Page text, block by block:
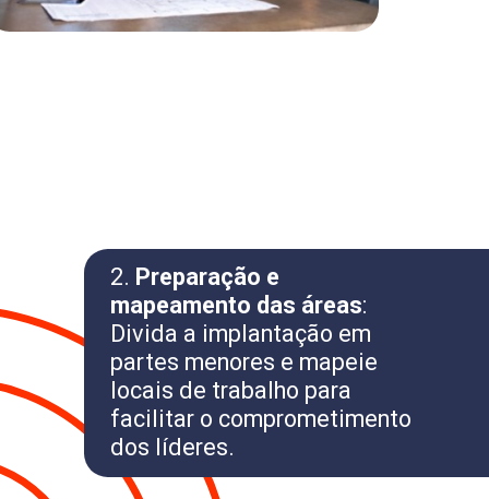
2. Preparação e
mapeamento das áreas:
Divida a implantação em
partes menores e mapeie
locais de trabalho para
facilitar o comprometimento
dos líderes.